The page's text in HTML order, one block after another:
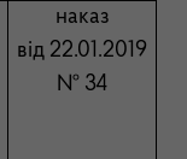
наказ
від 22.01.2019
№ 34